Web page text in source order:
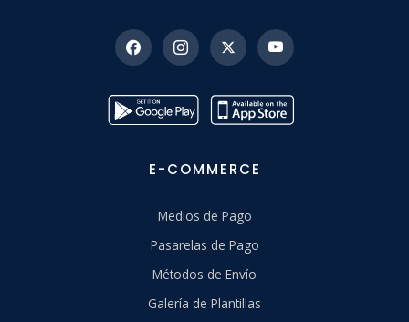
E-COMMERCE
Medios de Pago
Pasarelas de Pago
Métodos de Envío
Galería de Plantillas